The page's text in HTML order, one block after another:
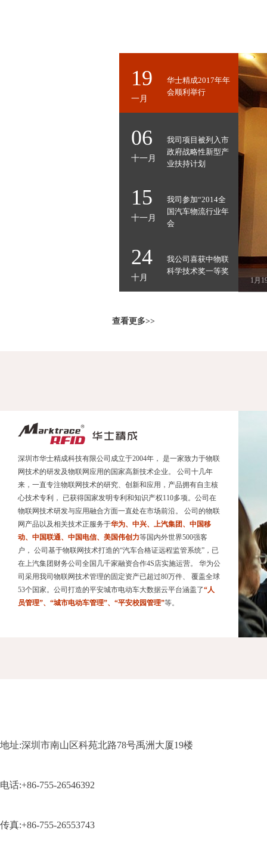
19
一月
华士精成2017年年
会顺利举行
06
十一月
我司项目被列入市
政府战略性新型产
业扶持计划
15
十一月
我司参加“2014全
国汽车物流行业年
会
24
十月
我公司喜获中物联
科学技术奖一等奖
1月
查看更多>>
深圳市华士精成科技有限公司成立于2004年， 是一家致力于物联
网技术的研发及物联网应用的国家高新技术企业。 公司十几年
来，一直专注物联网技术的研究、创新和应用，产品拥有自主核
心技术专利， 已获得国家发明专利和知识产权110多项。公司在
物联网技术研发与应用融合方面一直处在市场前沿。 公司的物联
网产品以及相关技术正服务于华为、中兴、上汽集团、中国移
动、中国联通、中国电信、美国伟创力等国内外世界500强客
户， 公司基于物联网技术打造的“汽车合格证远程监管系统”，已
在上汽集团财务公司全国几千家融资合作4S店实施运营。 华为公
司采用我司物联网技术管理的固定资产已超过80万件、 覆盖全球
53个国家。公司打造的平安城市电动车大数据云平台涵盖了“人
员管理”、“城市电动车管理”、“平安校园管理”等。
地址:深圳市南山区科苑北路78号禹洲大厦19楼
电话:+86-755-26546392
传真:+86-755-26553743